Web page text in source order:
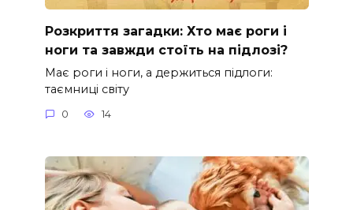
Розкриття загадки: Хто має роги і
ноги та завжди стоїть на підлозі?
Має роги і ноги, а держиться підлоги:
таємниці світу
0 14